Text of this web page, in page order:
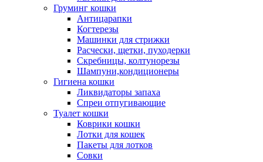
Груминг кошки
Антицарапки
Когтерезы
Машинки для стрижки
Расчески, щетки, пуходерки
Скребницы, колтунорезы
Шампуни,кондиционеры
Гигиена кошки
Ликвидаторы запаха
Спреи отпугивающие
Туалет кошки
Коврики кошки
Лотки для кошек
Пакеты для лотков
Совки